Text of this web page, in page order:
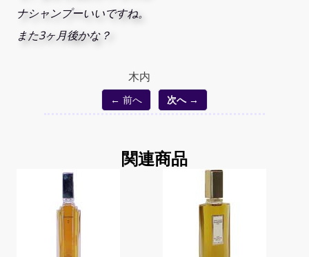
ナシャンプーいいですね。
また3ヶ月後かな？
木内
← 前へ 次へ →
関連商品